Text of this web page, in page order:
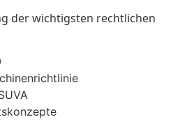
der wichtigsten rechtlichen